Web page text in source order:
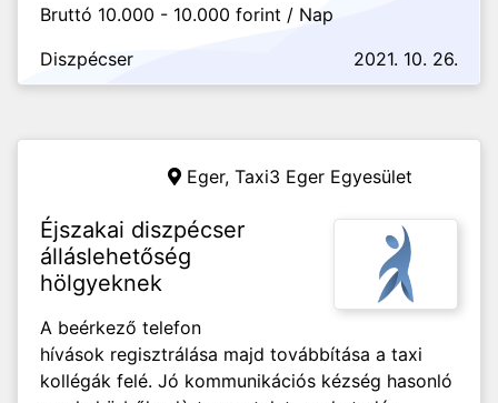
Bruttó 10.000 - 10.000 forint / Nap
Diszpécser
2021. 10. 26.
Eger, Taxi3 Eger Egyesület
Éjszakai diszpécser
álláslehetőség
hölgyeknek
A beérkező telefon
hívások regisztrálása majd továbbítása a taxi
kollégák felé. Jó kommunikációs kézség hasonló